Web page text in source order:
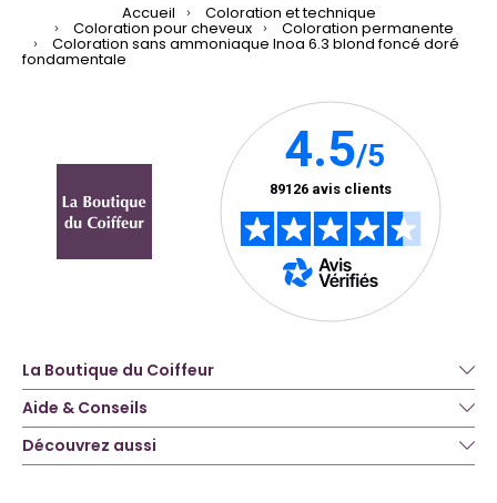
Accueil Coloration et technique
Coloration pour cheveux Coloration permanente
Coloration sans ammoniaque Inoa 6.3 blond foncé doré
fondamentale
La Boutique du Coiffeur
Aide & Conseils
Découvrez aussi